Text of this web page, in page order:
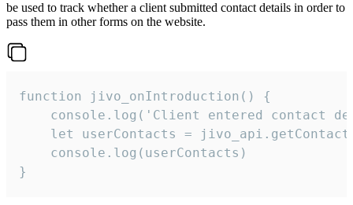
be used to track whether a client submitted contact details in order to
pass them in other forms on the website.
function jivo_onIntroduction() {
console.log('Client entered contact
let userContacts =
    console.log(userContacts)
}